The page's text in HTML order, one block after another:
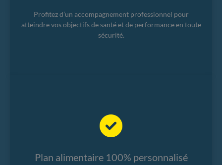
Profitez d’un accompagnement professionnel pour
atteindre vos objectifs de santé et de performance en toute
sécurité.
Plan alimentaire 100% personnalisé